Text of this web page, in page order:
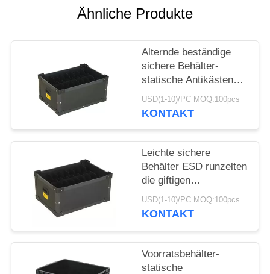
ZITAT
NACHRICHTEN
Ähnliche Produkte
Alternde beständige
sichere Behälter-
statische Antikästen
Esd für Elektronik
schmecken nicht
USD(1-10)/PC MOQ:100pcs
KONTAKT
Leichte sichere
Behälter ESD runzelten
die giftigen
Kunststoffgehäuse-
Kästen nicht
USD(1-10)/PC MOQ:100pcs
KONTAKT
Voorratsbehälter-
statische